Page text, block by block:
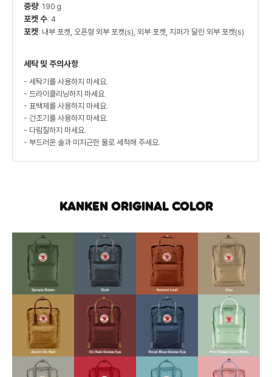
중량: 190 g
포켓 수: 4
포켓: 내부 포켓, 오픈형 외부 포켓(s), 외부 포켓, 지퍼가 달린 외부 포켓(s)
세탁 및 주의사항
- 세탁기를 사용하지 마세요.
- 드라이클리닝하지 마세요.
- 표백제를 사용하지 마세요.
- 건조기를 사용하지 마세요.
- 다림질하지 마세요.
- 부드러운 솔과 미지근한 물로 세척해 주세요.
KANKEN ORIGINAL COLOR